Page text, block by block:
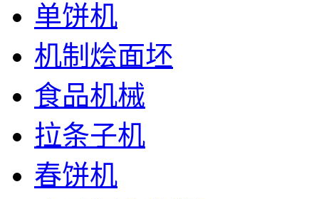
单饼机
机制烩面坯
食品机械
拉条子机
春饼机